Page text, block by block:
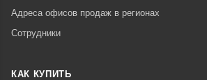
Адреса офисов продаж в регионах
Сотрудники
КАК КУПИТЬ